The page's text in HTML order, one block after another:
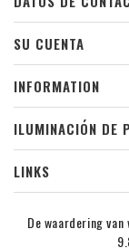
SU CUENTA
INFORMATION
ILUMINACIÓN DE
LINKS
De waardering